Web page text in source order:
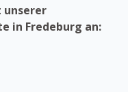
in Fredeburg an: